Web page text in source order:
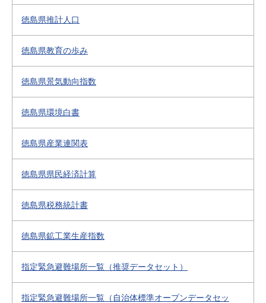
徳島県推計人口
徳島県教育の歩み
徳島県景気動向指数
徳島県環境白書
徳島県産業連関表
徳島県県民経済計算
徳島県税務統計書
徳島県鉱工業生産指数
指定緊急避難場所一覧（推奨データセット）
指定緊急避難場所一覧（自治体標準オープンデータセッ